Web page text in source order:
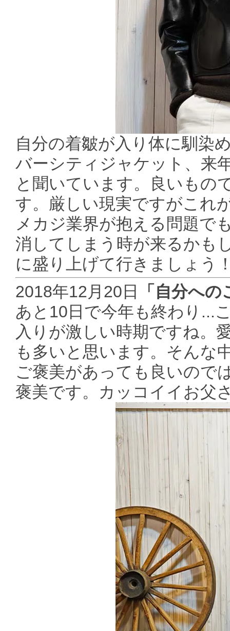
自分の着皺が入り体に馴染
バーシティジャケット、来
と聞いています。良いもの
す。厳しい現実ですがこれ
メカジ業界が抱える問題で
消してしまう時が来るかも
に盛り上げて行きましょう
2018年12月20日
「自分へ
あと10日で今年も終わり...
入りが激しい時期ですね。
も多いと思います。そんな
ご褒美があっても良いので
褒美です。カッコイイお父